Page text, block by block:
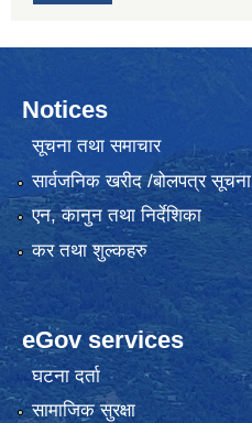
Notices
सूचना तथा समाचार
सार्वजनिक खरीद /बोलपत्र सूचना
एन, कानुन तथा निर्देशिका
कर तथा शुल्कहरु
eGov services
घटना दर्ता
सामाजिक सुरक्षा